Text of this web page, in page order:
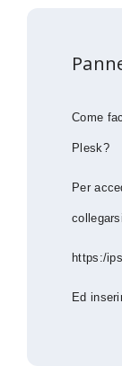
Come
Plesk?
Per
https:/
Ed